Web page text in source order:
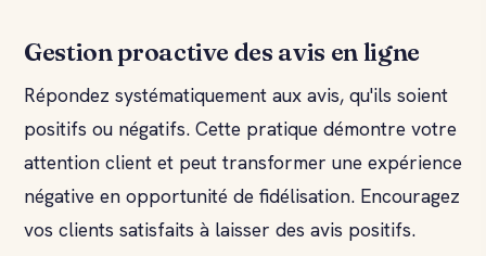
Gestion proactive des avis en ligne
Répondez systématiquement aux avis, qu'ils soient
positifs ou négatifs. Cette pratique démontre votre
attention client et peut transformer une expérience
négative en opportunité de fidélisation. Encouragez
vos clients satisfaits à laisser des avis positifs.